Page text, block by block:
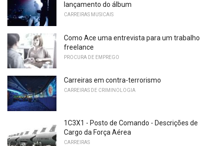
lançamento do álbum
CARREIRAS MUSICAIS
Como Ace uma entrevista para um trabalho
freelance
PROCURA DE EMPREGO
Carreiras em contra-terrorismo
CARREIRAS DE CRIMINOLOGIA
1C3X1 - Posto de Comando - Descrições de
Cargo da Força Aérea
CARREIRAS